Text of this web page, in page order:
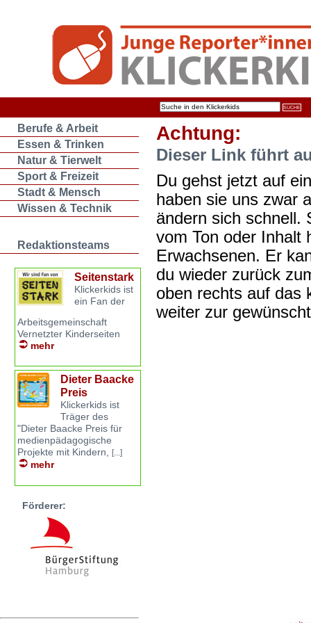
Berufe & Arbeit
Essen & Trinken
Natur & Tierwelt
Sport & Freizeit
Stadt & Mensch
Wissen & Technik
Redaktionsteams
Seitenstark
Klickerkids ist
ein Fan der
Arbeitsgemeinschaft
Vernetzter Kinderseiten
mehr
Dieter Baacke
Preis
Klickerkids ist
Träger des
"Dieter Baacke Preis für
medienpädagogische
Projekte mit Kindern, [...]
mehr
Förderer:
Achtung:
Dieser Link führt
Du gehst jetzt auf
haben sie uns zwar
ändern sich schnell.
vom Ton oder Inhalt
Erwachsenen. Er
du wieder zurück
oben rechts auf das
weiter zur